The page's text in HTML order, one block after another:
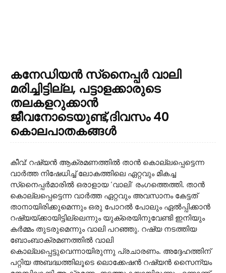
കനേഡിയൻ സ്‌നെെപ്പർ വാലി
മരിച്ചിട്ടില്ല, പട്ടാളക്കാരുടെ
തലകളറുക്കാൻ
ജീവനോടെയുണ്ട്,ദിവസം 40
കൊലപാതകങ്ങൾ
കീവ്: റഷ്യൻ ആക്രമണത്തിൽ താൻ കൊല്ലപ്പെട്ടെന്ന
വാർത്ത നിഷേധിച്ച് ലോകത്തിലെ ഏറ്റവും മികച്ച
സ്‌നെെപ്പർമാരിൽ ഒരാളായ ‘വാലി’ രംഗത്തെത്തി. താൻ
കൊല്ലപ്പെട്ടെന്ന വാർത്ത ഏറ്റവും അവസാനം കേട്ടത്
താനായിരിക്കുമെന്നും ഒരു പോറൽ പോലും ഏൽപ്പിക്കാൻ
റഷ്യയ്ക്കായിട്ടില്ലെന്നും യുക്രെയിനുവേണ്ടി ഇനിയും
കർമ്മം തുടരുമെന്നും വാലി പറഞ്ഞു. റഷ്യ നടത്തിയ
ബോംബാക്രമണത്തിൽ വാലി
കൊല്ലപ്പെട്ടുവെന്നായിരുന്നു പ്രചാരണം. അദ്ദേഹത്തിന്
പറ്റിയ അബ‌ദ്ധത്തിലൂടെ ലൊക്കേഷൻ റഷ്യൻ സെെന്യം